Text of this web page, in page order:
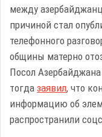
между
причиной стал
телефонного
общины матерно
Посол
тогда заявил, что
информацию об
распространили